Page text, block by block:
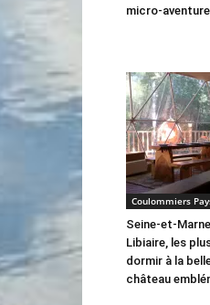
micro-
Coulommiers
Seine-et-
Libiaire, les
dormir à la
château